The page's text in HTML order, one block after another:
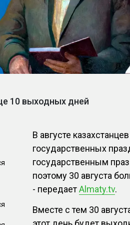
10 выходных дней
В августе
государственных
государственным
поэтому 30 августа
- передаетAlmaty.tv.
Вместе с тем 30